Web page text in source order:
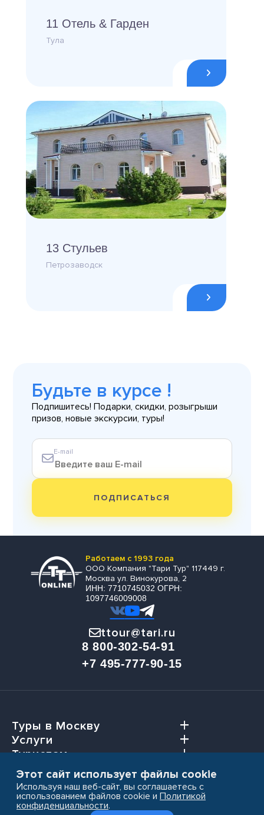
11 Отель & Гарден
Тула
13 Стульев
Петрозаводск
Будьте в курсе !
Подпишитесь! Подарки, скидки, розыгрыши
призов, новые экскурсии, туры!
E-mail
ПОДПИСАТЬСЯ
Работаем с 1993 года
ООО Компания "Тари Тур" 117449 г.
Москва ул. Винокурова, 2
ИНН: 7710745032 ОГРН:
1097746009008
ttour@tari.ru
8 800-302-54-91
+7 495-777-90-15
Туры в Москву
Услуги
Туристам
Агентствам
Этот сайт использует файлы cookie
Используя наш веб-сайт, вы соглашаетесь с
использованием файлов cookie и Политикой
конфиденциальности.